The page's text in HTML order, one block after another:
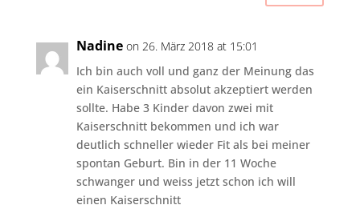
Nadine on 26. März 2018 at 15:01
Ich bin auch voll und ganz der Meinung das
ein Kaiserschnitt absolut akzeptiert werden
sollte. Habe 3 Kinder davon zwei mit
Kaiserschnitt bekommen und ich war
deutlich schneller wieder Fit als bei meiner
spontan Geburt. Bin in der 11 Woche
schwanger und weiss jetzt schon ich will
einen Kaiserschnitt